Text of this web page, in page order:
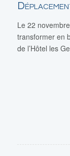
Le 22
transformer en
de l’Hôtel les